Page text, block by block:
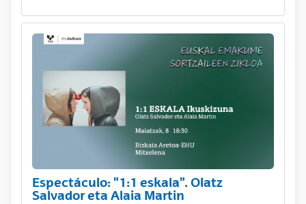
Espectáculo: "1:1 eskala". Olatz
Salvador eta Alaia Martin